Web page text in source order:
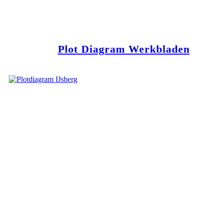
Plot Diagram Werkbladen